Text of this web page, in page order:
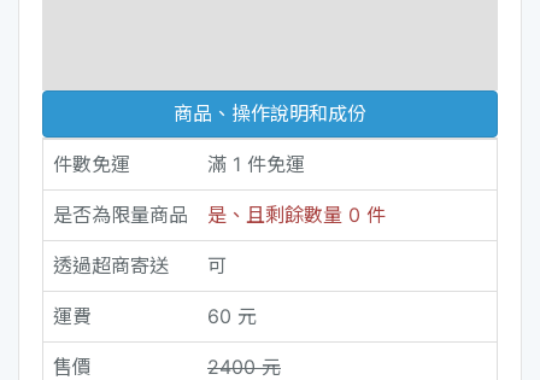
商品、操作說明和成份
件數免運 滿 1 件免運
是否為限量商品 是、且剩餘數量 0 件
透過超商寄送 可
運費 60 元
售價 2400 元